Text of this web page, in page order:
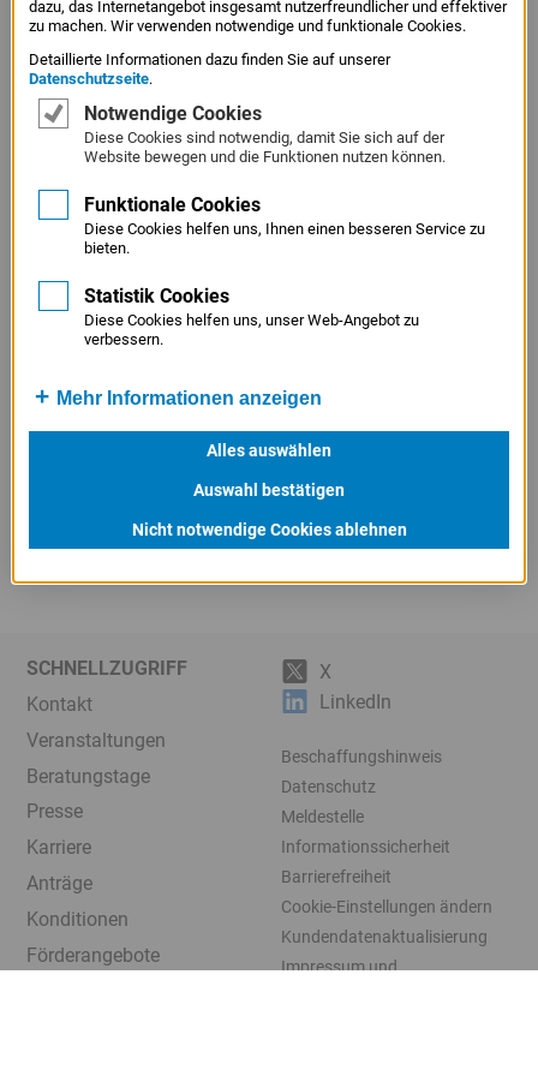
Service
Menü
Juristisches
Menü
Bei einer Haftungsfreistellung wird die Hausbank des
Darlehensnehmers in Höhe des im jeweiligen
Förderprogramm haftungsfreigestellten Darlehensanteils
von ihrem Risiko freigestellt. Durch das gesunkene Risiko
der Hausbank steigt deren Bereitschaft, Förderkredite an
Antragssteller weiterzuleiten, die zwar keine ausreichende
Sicherheitenwohl aber ein tragfähiges Geschäftsmodell
haben. Somit hilft das Instrument der
Haftungsfreistellungdabei, auch Antragssteller zu
fördern, die sonst nicht von einem Förderkredit profitiert
hätten. Die Rückzahlungsverpflichtung bleibt dabei
bestehen. Die LfA Förderbank Bayern kann in fast allen
Darlehensprodukten Haftungsfreistellungen
SCHNELLZUGRIFF
Kontakt
Veranstaltungen
Beratungstage
Presse
Karriere
Anträge
Konditionen
Förderangebote
X
LinkedIn
Beschaffungshinweis
Datenschutz
Meldestelle
Informationssicherheit
Barrierefreiheit
Cookie-Einstellungen ändern
Kundendatenaktualisierung
Impressum und
dazu, das Internetangebot insgesamt nutzerfreundlicher und effektiver
zu machen. Wir verwenden notwendige und funktionale Cookies.
Detaillierte Informationen dazu finden Sie auf unserer
Datenschutzseite.
Notwendige Cookies
Diese Cookies sind notwendig, damit Sie sich auf der
Website bewegen und die Funktionen nutzen können.
Funktionale Cookies
Diese Cookies helfen uns, Ihnen einen besseren Service zu
bieten.
Statistik Cookies
Diese Cookies helfen uns, unser Web-Angebot zu
verbessern.
Mehr Informationen anzeigen
Alles auswählen
Auswahl bestätigen
Nicht notwendige Cookies ablehnen